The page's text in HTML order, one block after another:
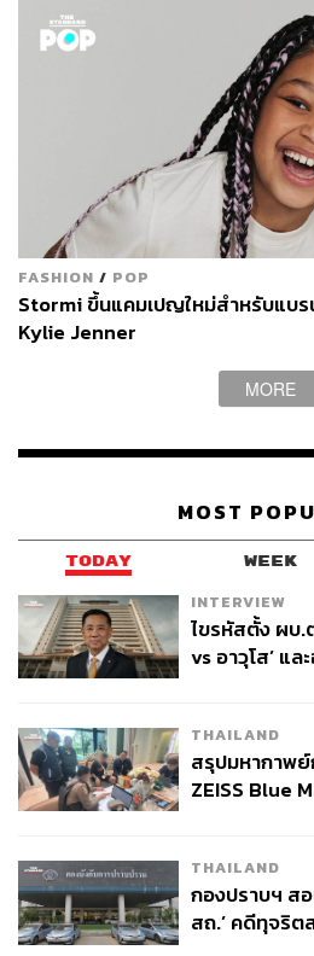
FASHION / POP
Stormi ขึ้นแคมเปญใหม่สำหรับแบ
Kylie Jenner
MORE
MOST
TODAY WEEK
INTERVIEW
ไขรหัสตั้ง ผบ.
vs อาวุโส’ แ
THAILAND
สรุปมหากาพ
ZEISS Blue
จ่ายหนี้-แอบระ
THAILAND
กองปราบฯ ส
สถ.’ คดีทุจริ